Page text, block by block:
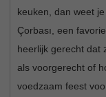
keuken, dan weet
Çorbası, een
heerlijk gerecht dat
als voorgerecht of
voedzaam feest